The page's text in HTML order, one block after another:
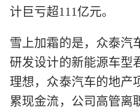
计巨亏超111亿元。
雪上加霜的是，众泰汽
研发设计的新能源车型
理想，众泰汽车的地产
累现金流，公司高管离